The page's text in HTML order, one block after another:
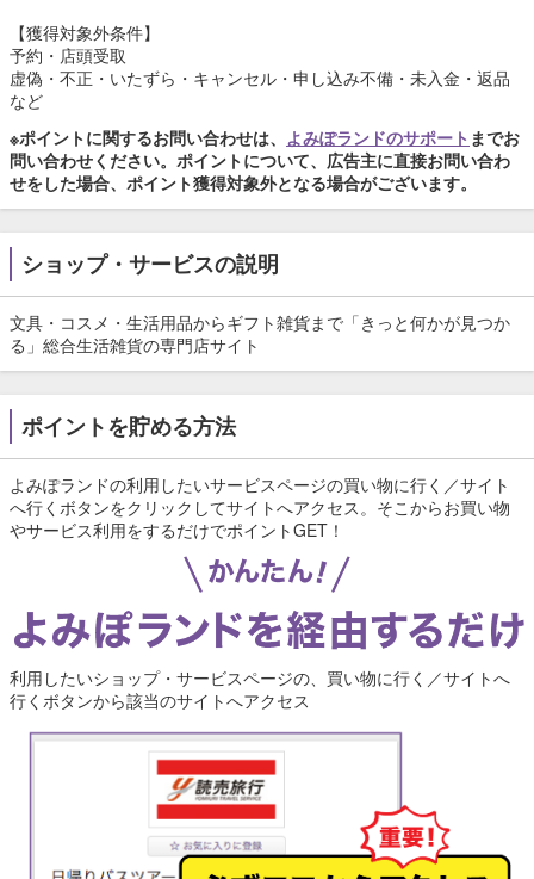
【獲得対象外条件】
予約・店頭受取
虚偽・不正・いたずら・キャンセル・申し込み不備・未入金・返品
など
※ポイントに関するお問い合わせは、 よみぽランドのサポート までお
問い合わせください。ポイントについて、広告主に直接お問い合わ
せをした場合、ポイント獲得対象外となる場合がございます。
ショップ・サービスの説明
文具・コスメ・生活用品からギフト雑貨まで「きっと何かが見つか
る」総合生活雑貨の専門店サイト
ポイントを貯める方法
よみぽランドの利用したいサービスページの買い物に行く／サイト
へ行くボタンをクリックしてサイトへアクセス。そこからお買い物
やサービス利用をするだけでポイントGET！
利用したいショップ・サービスページの、買い物に行く／サイトへ
行くボタンから該当のサイトへアクセス